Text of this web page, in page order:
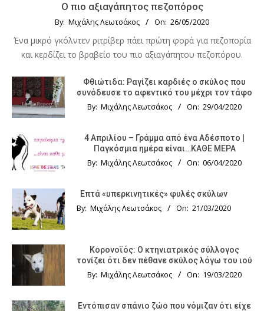
Ο πιο αξιαγάπητος πεζοπόρος
By: Μιχάλης Λεωτσάκος On: 26/05/2020
Ένα μικρό γκόλντεν ριτρίβερ πάει πρώτη φορά για πεζοπορία
και κερδίζει το βραβείο του πιο αξιαγάπητου πεζοπόρου.
Φθιώτιδα: Ραγίζει καρδιές ο σκύλος που
συνόδευσε το αφεντικό του μέχρι τον τάφο
By: Μιχάλης Λεωτσάκος On: 29/04/2020
4 Απριλίου – Γράμμα από ένα Αδέσποτο |
Παγκόσμια ημέρα είναι…ΚΑΘΕ ΜΕΡΑ
By: Μιχάλης Λεωτσάκος On: 06/04/2020
Επτά «υπερκινητικές» φυλές σκύλων
By: Μιχάλης Λεωτσάκος On: 21/03/2020
Κορονοϊός: Ο κτηνιατρικός σύλλογος
τονίζει ότι δεν πέθανε σκύλος λόγω του ιού
By: Μιχάλης Λεωτσάκος On: 19/03/2020
Εντόπισαν σπάνιο ζώο που νόμιζαν ότι είχε